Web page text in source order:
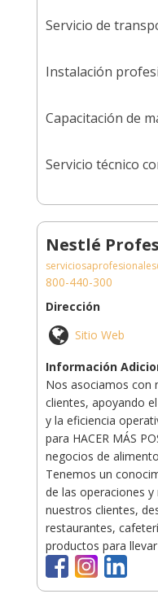
Servicio de
Instalación
Capacitación de
Servicio técnico
Nestlé
800-440-300
Dirección
Sitio Web
Información
Nos asociamos con
clientes, apoyando
y la eficiencia
para HACER MÁS
negocios de
Tenemos un
de las operaciones y
nuestros clientes,
restaurantes,
productos para